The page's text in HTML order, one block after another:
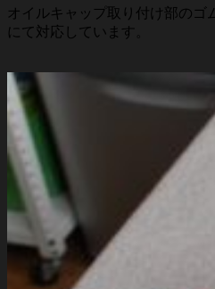
オイルキャップ取り付け部のゴ
にて対応しています。